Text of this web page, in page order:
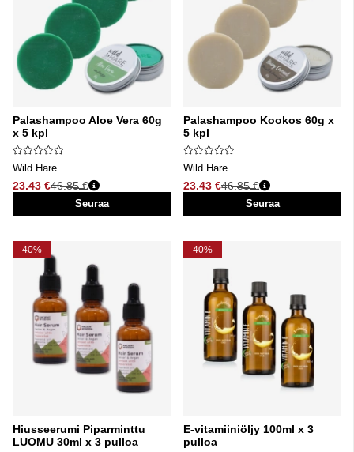
Palashampoo Aloe Vera 60g
x 5 kpl
Wild Hare
23.43 €
Normaali hinta
46.85 €
Seuraa
Palashampoo Kookos 60g x
5 kpl
Wild Hare
23.43 €
Normaali hinta
46.85 €
Seuraa
40%
Hiusseerumi Piparminttu
LUOMU 30ml x 3 pulloa
40%
E-vitamiiniöljy 100ml x 3
pulloa